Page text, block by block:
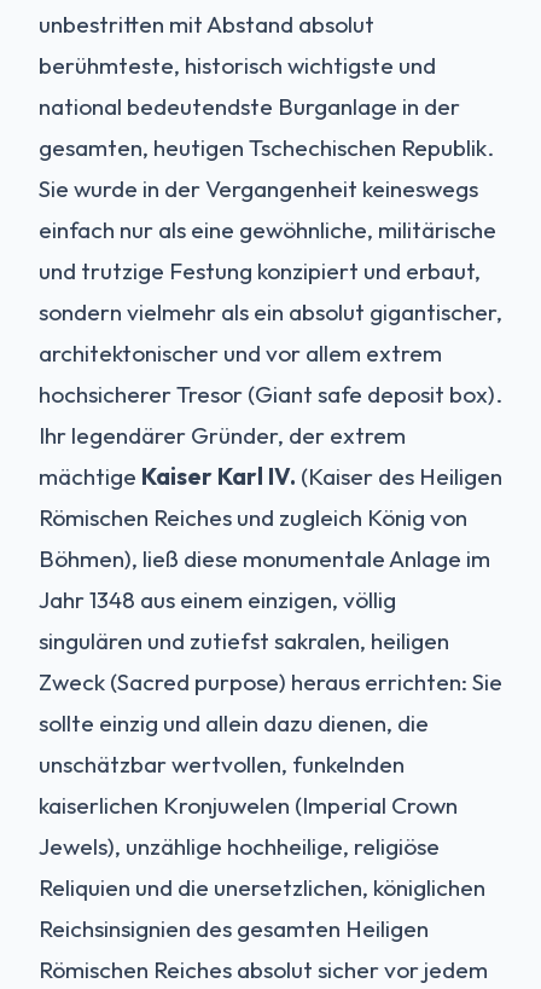
unbestritten mit Abstand absolut
berühmteste, historisch wichtigste und
national bedeutendste Burganlage in der
gesamten, heutigen Tschechischen Republik.
Sie wurde in der Vergangenheit keineswegs
einfach nur als eine gewöhnliche, militärische
und trutzige Festung konzipiert und erbaut,
sondern vielmehr als ein absolut gigantischer,
architektonischer und vor allem extrem
hochsicherer Tresor (Giant safe deposit box).
Ihr legendärer Gründer, der extrem
mächtige Kaiser Karl IV. (Kaiser des Heiligen
Römischen Reiches und zugleich König von
Böhmen), ließ diese monumentale Anlage im
Jahr 1348 aus einem einzigen, völlig
singulären und zutiefst sakralen, heiligen
Zweck (Sacred purpose) heraus errichten: Sie
sollte einzig und allein dazu dienen, die
unschätzbar wertvollen, funkelnden
kaiserlichen Kronjuwelen (Imperial Crown
Jewels), unzählige hochheilige, religiöse
Reliquien und die unersetzlichen, königlichen
Reichsinsignien des gesamten Heiligen
Römischen Reiches absolut sicher vor jedem